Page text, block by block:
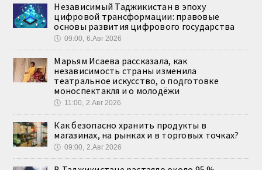
Независимый Таджикистан в эпоху
цифровой трансформации: правовые
основы развития цифрового государства
🕔 09:00, 6.Авг 2026
Марьям Исаева рассказала, как
независимость страны изменила
театральное искусство, о подготовке
моноспектакля и о молодёжи
🕔 11:00, 2.Авг 2026
Как безопасно хранить продукты в
магазинах, на рынках и в торговых точках?
🕔 09:00, 2.Авг 2026